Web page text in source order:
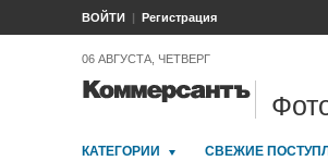
ВОЙТИ Регистрация
06 АВГУСТА, ЧЕТВЕРГ
КАТЕГОРИИ СВЕЖИЕ